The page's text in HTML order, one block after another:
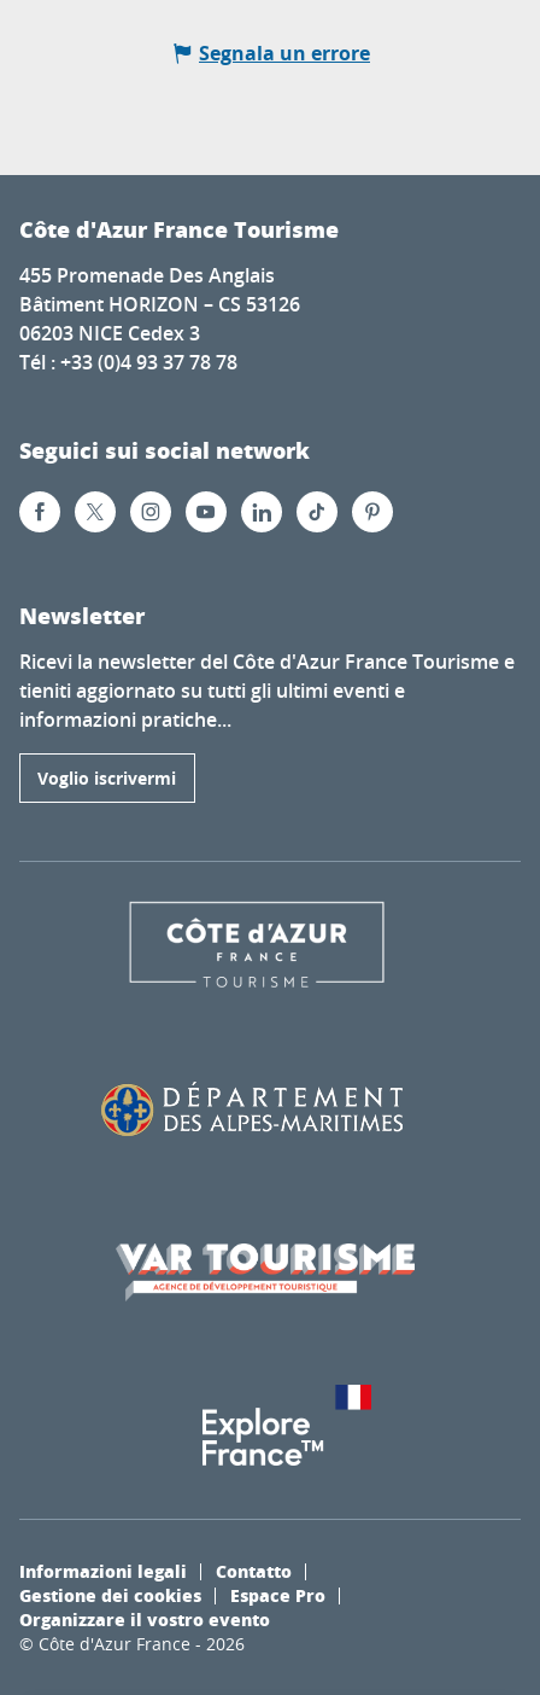
Segnala un errore
Côte d'Azur France Tourisme
455 Promenade Des Anglais
Bâtiment HORIZON – CS 53126
06203 NICE Cedex 3
Tél : +33 (0)4 93 37 78 78
Seguici sui social network
Newsletter
Ricevi la newsletter del Côte d'Azur France Tourisme e
tieniti aggiornato su tutti gli ultimi eventi e
informazioni pratiche...
Voglio iscrivermi
© Côte d'Azur France - 2026
Informazioni legali
Contatto
Gestione dei cookies
Espace Pro
Organizzare il vostro evento